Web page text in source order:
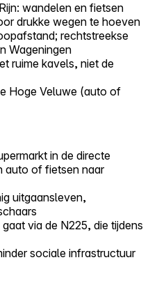
wandelen en fietsen
drukke wegen te hoeven
rechtstreekse
Wageningen
ruime kavels, niet de
Hoge Veluwe (auto of
in de directe
auto of fietsen naar
uitgaansleven,
via de N225, die tijdens
sociale infrastructuur